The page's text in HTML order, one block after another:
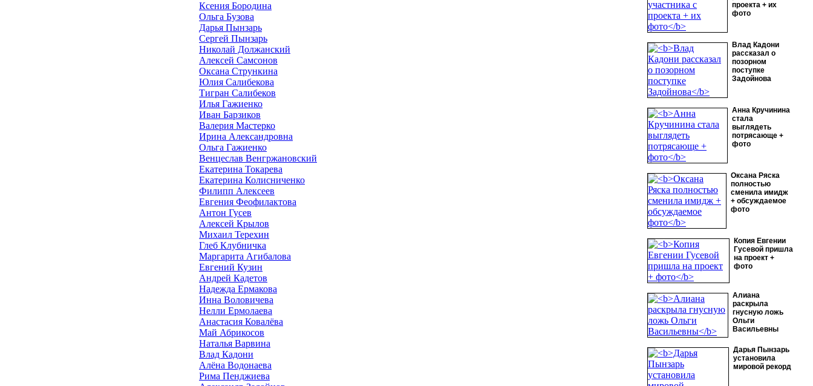
проекта + их
фото
Влад Кадони
рассказал о
позорном
поступке
Задойнова
Анна Кручинина
стала
выглядеть
потрясающе +
фото
Оксана Ряска
полностью
сменила имидж
+ обсуждаемое
фото
Копия Евгении
Гусевой пришла
на проект +
фото
Алиана
раскрыла
гнусную ложь
Ольги
Васильевны
Дарья Пынзарь
установила
мировой рекорд
Ксения Бородина
Ольга Бузова
Дарья Пынзарь
Сергей Пынзарь
Николай Должанский
Алексей Самсонов
Оксана Стрункина
Юлия Салибекова
Тигран Салибеков
Илья Гажиенко
Иван Барзиков
Валерия Мастерко
Ирина Александровна
Ольга Гажиенко
Венцеслав Венгржановский
Екатерина Токарева
Екатерина Колисниченко
Филипп Алексеев
Евгения Феофилактова
Антон Гусев
Алексей Крылов
Михаил Терехин
Глеб Клубничка
Маргарита Агибалова
Евгений Кузин
Андрей Кадетов
Надежда Ермакова
Инна Воловичева
Нелли Ермолаева
Анастасия Ковалёва
Май Абрикосов
Наталья Варвина
Влад Кадони
Алёна Водонаева
Рима Пенджиева